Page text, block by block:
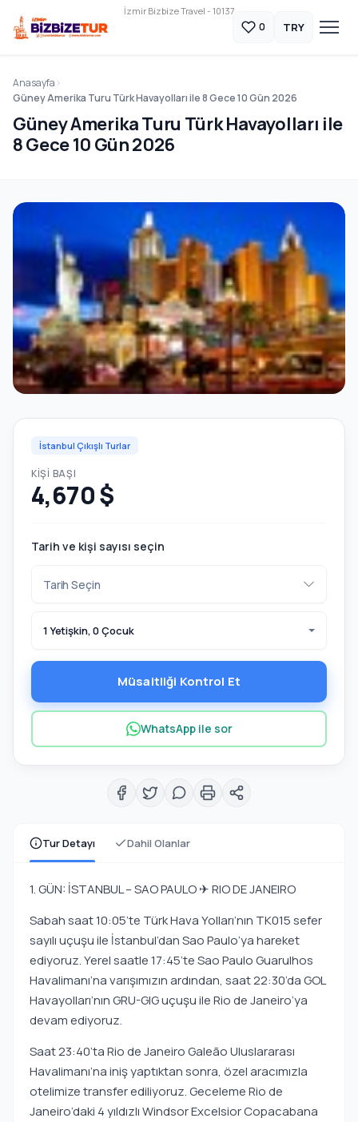
İzmir Bizbize Travel - 10137
0 TRY
Anasayfa
Güney Amerika Turu Türk Havayolları ile 8 Gece 10 Gün 2026
Güney Amerika Turu Türk Havayolları ile
8 Gece 10 Gün 2026
Tur Detayı Dahil Olanlar
1. GÜN: İSTANBUL – SAO PAULO ✈ RIO DE JANEIRO
Sabah saat 10:05’te Türk Hava Yolları’nın TK015 sefer
sayılı uçuşu ile İstanbul’dan Sao Paulo’ya hareket
ediyoruz. Yerel saatle 17:45’te Sao Paulo Guarulhos
Havalimanı’na varışımızın ardından, saat 22:30’da GOL
Havayolları’nın GRU-GIG uçuşu ile Rio de Janeiro’ya
devam ediyoruz.
Saat 23:40’ta Rio de Janeiro Galeão Uluslararası
Havalimanı’na iniş yaptıktan sonra, özel aracımızla
otelimize transfer ediliyoruz. Geceleme Rio de
Janeiro’daki 4 yıldızlı Windsor Excelsior Copacabana
İstanbul Çıkışlı Turlar
KIŞI BAŞI
4,670 $
Tarih ve kişi sayısı seçin
1 Yetişkin, 0 Çocuk
Müsaitliği Kontrol Et
WhatsApp ile sor